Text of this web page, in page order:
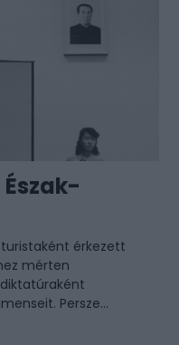
érkezett
mérten
Persze...